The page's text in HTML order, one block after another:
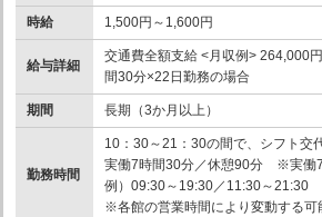
時給 1,500円～1,600円
給与詳細
交通費全額支給 <月収例> 264,000
間30分×22日勤務の場合
期間 長期（3か月以上）
勤務時間
10：30～21：30の間で、シフト交
実働7時間30分／休憩90分 ※実働
例）09:30～19:30／11:30～21:30
※各館の営業時間により変動する可